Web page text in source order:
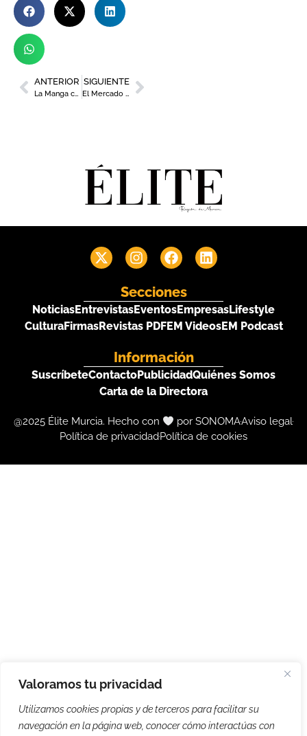
Valoramos tu privacidad
Utilizamos cookies propias y de terceros para facilitar su
navegación en la página web, conocer cómo interactúas con
ANTERIOR
La Manga celebra su pasarela de verano con la moda baño de Dolores Cortés
SIGUIENTE
El Mercado Alternativo Urbano vuelve a Cartagena con el reciclaje como tema principal
Secciones
NoticiasEntrevistasEventosEmpresasLifestyle
CulturaFirmasRevistas PDFEM VideosEM Podcast
Información
SuscríbeteContactoPublicidadQuiénes Somos
Carta de la Directora
@2025 Élite Murcia. Hecho con por SONOMAAviso legal
Política de privacidadPolítica de cookies